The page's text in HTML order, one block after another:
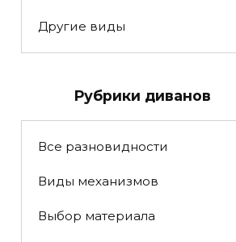
Другие виды
Рубрики диванов
Все разновидности
Виды механизмов
Выбор материала